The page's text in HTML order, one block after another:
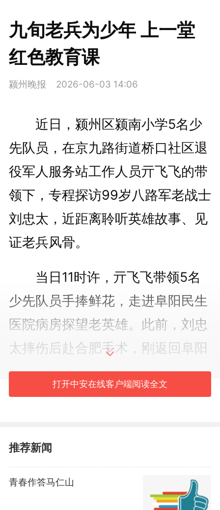
九旬老兵为少年 上一堂
红色教育课
颍州晚报 2026-06-03 14:06
近日，颍州区颍南小学5名少
先队员，在京九路街道桥口社区退
役军人服务站工作人员亓飞飞的带
领下，专程探访99岁八路军老战士
刘忠太，近距离聆听英雄故事、见
证老兵风骨。
当日11时许，亓飞飞带领5名
少先队员手捧鲜花，走进阜阳民生
医院病房探望老英雄。此前，刘忠
太摔伤后赴合肥手术，刚返回阜阳
住院休养，得知有少先队员前来探
望，老人满心欣慰。
革命经历，现场为孩子们讲述了八
路军老战士的峥嵘过往。刘忠太祖
籍山东，年少时目睹日军侵华、百
打开中安在线客户端阅读全文
推荐新闻
青春作答马仁山